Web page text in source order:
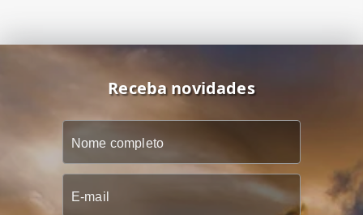
Receba novidades